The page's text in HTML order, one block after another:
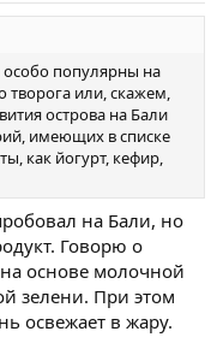
популярны на
творога или, скажем,
острова на Бали
имеющих в списке
как йогурт, кефир,
на Бали, но
Говорю о
основе молочной
зелени. При этом
освежает в жару.